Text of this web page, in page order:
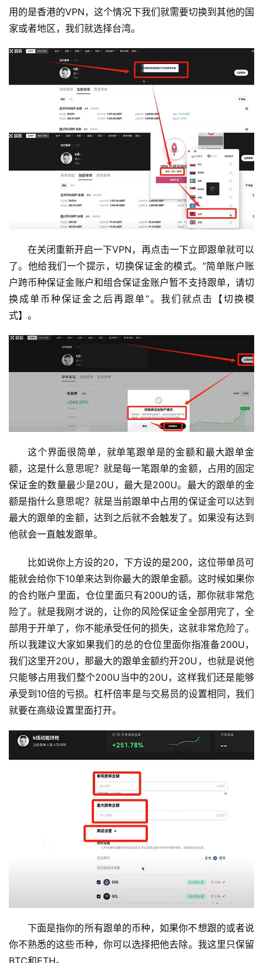
析
圈
见
用的是香港的VPN，这个情况下我们就需要切换到其他的国
家或者地区，我们就选择台湾。
在关闭重新开启一下VPN，再点击一下立即跟单就可以
了。他给我们一个提示，切换保证金的模式。“简单账户账
户跨币种保证金账户和组合保证金账户暂不支持跟单，请切
换成单币种保证金之后再跟单”。我们就点击【切换模
式】。
这个界面很简单，就单笔跟单是的金额和最大跟单金
额，这是什么意思呢？就是每一笔跟单的金额，占用的固定
保证金的数量最少是20U，最大是200U。最大的跟单的金
额是指什么意思呢？就是当前跟单中占用的保证金可以达到
最大的跟单的金额，达到之后就不会触发了。如果没有达到
他就会一直触发跟单。
比如说你上方设的20，下方设的是200，这位带单员可
能就会给你下10单来达到你最大的跟单金额。这时候如果你
的合约账户里面，仓位里面只有200U的话，那你就非常危
险了。就是我刚才说的，让你的风险保证金全部用完了，全
部用于开单了，你不能承受任何的损失，这就非常危险了。
所以我建议大家如果我们的总的仓位里面你指准备200U，
我们这里开20U，那最大的跟单金额约开20U，也就是说他
只能够占用我们整个200U当中的20U，这样我们还是能够
承受到10倍的亏损。杠杆倍率是与交易员的设置相同，我们
就要在高级设置里面打开。
下面是指你的所有跟单的币种，如果你不想跟的或者说
你不熟悉的这些币种，你可以选择把他去除。我这里只保留